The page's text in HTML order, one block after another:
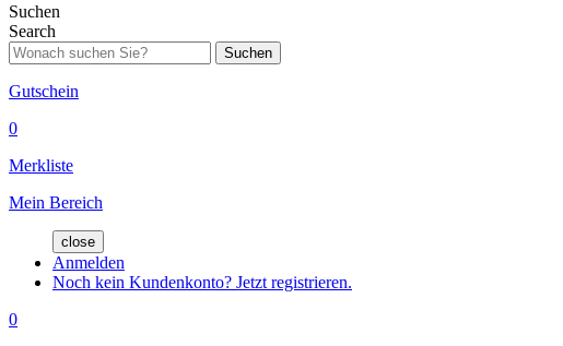
Suchen
Search
Suchen
Gutschein
0
Merkliste
Mein Bereich
close
Anmelden
Noch kein Kundenkonto? Jetzt registrieren.
0